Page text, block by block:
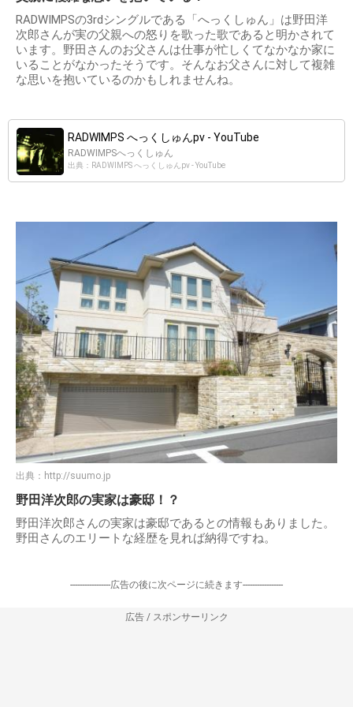
RADWIMPSの3rdシングルである「へっくしゅん」は野田洋
次郎さんが実の父親への怒りを歌った歌であると明かされて
います。野田さんのお父さんは仕事が忙しくてなかなか家に
いることがなかったそうです。そんなお父さんに対して複雑
な思いを抱いているのかもしれませんね。
RADWIMPS へっくしゅんpv - YouTube
RADWIMPSへっくしゅん
出典：RADWIMPS へっくしゅんpv - YouTube
出典： http://suumo.jp
野田洋次郎の実家は豪邸！？
野田洋次郎さんの実家は豪邸であるとの情報もありました。
野田さんのエリートな経歴を見れば納得ですね。
-----------------広告の後に次ページに続きます-----------------
広告 / スポンサーリンク